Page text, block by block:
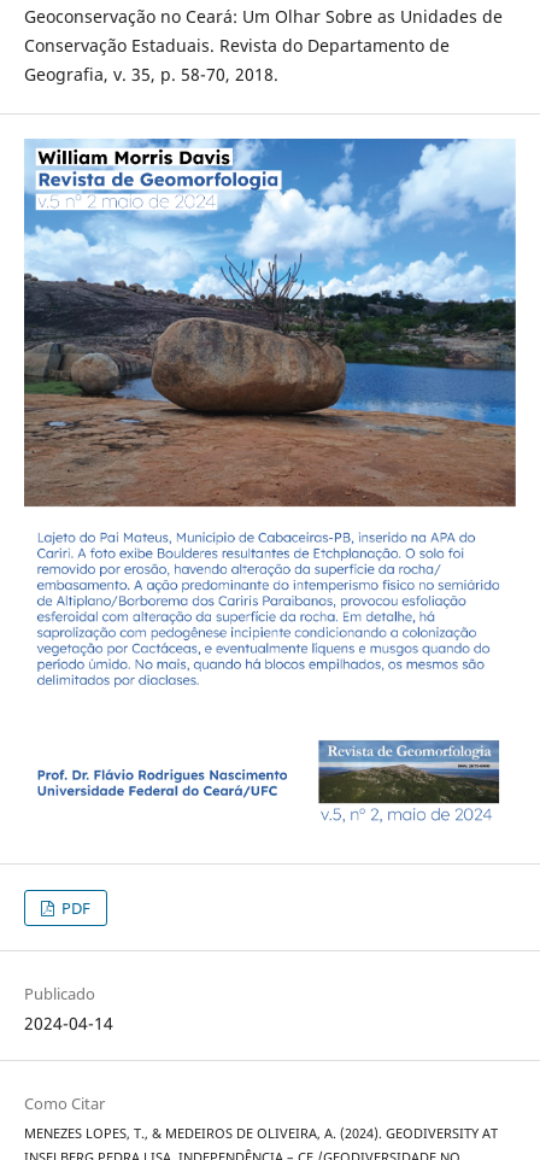
Geoconservação no Ceará: Um Olhar Sobre as Unidades de
Conservação Estaduais. Revista do Departamento de
Geografia, v. 35, p. 58-70, 2018.
PDF
Publicado
2024-04-14
Como Citar
MENEZES LOPES, T., & MEDEIROS DE OLIVEIRA, A. (2024). GEODIVERSITY AT